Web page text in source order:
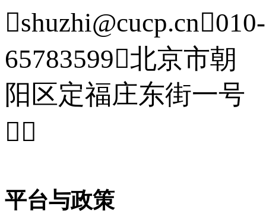
shuzhi@cucp.cn010-
65783599北京市朝
阳区定福庄东街一号

平台与政策